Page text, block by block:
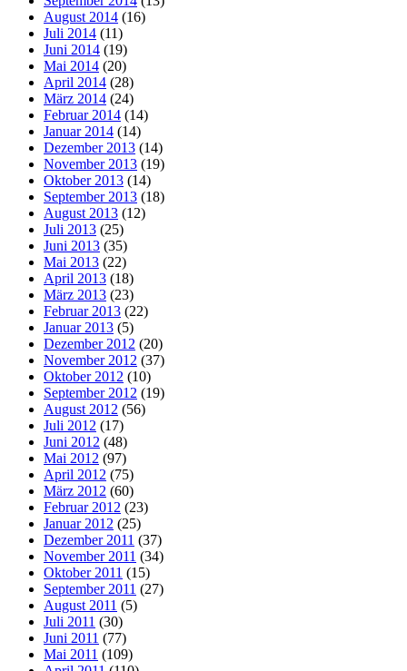
August 2014 (16)
Juli 2014 (11)
Juni 2014 (19)
Mai 2014 (20)
April 2014 (28)
März 2014 (24)
Februar 2014 (14)
Januar 2014 (14)
Dezember 2013 (14)
November 2013 (19)
Oktober 2013 (14)
September 2013 (18)
August 2013 (12)
Juli 2013 (25)
Juni 2013 (35)
Mai 2013 (22)
April 2013 (18)
März 2013 (23)
Februar 2013 (22)
Januar 2013 (5)
Dezember 2012 (20)
November 2012 (37)
Oktober 2012 (10)
September 2012 (19)
August 2012 (56)
Juli 2012 (17)
Juni 2012 (48)
Mai 2012 (97)
April 2012 (75)
März 2012 (60)
Februar 2012 (23)
Januar 2012 (25)
Dezember 2011 (37)
November 2011 (34)
Oktober 2011 (15)
September 2011 (27)
August 2011 (5)
Juli 2011 (30)
Juni 2011 (77)
Mai 2011 (109)